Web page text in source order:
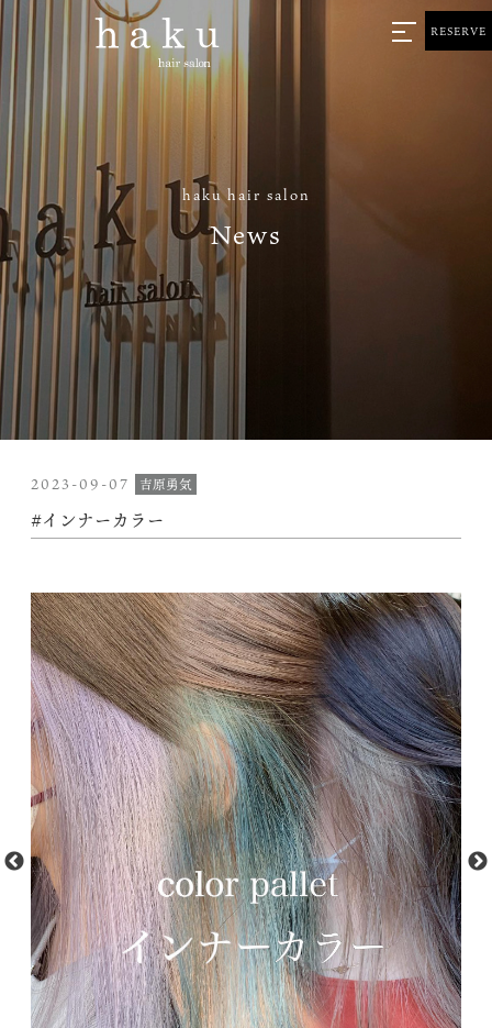
haku hair salon
News
RESERVE
2023-09-07 吉原勇気
#インナーカラー